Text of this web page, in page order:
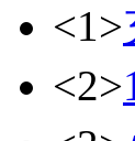
<1>
<2>